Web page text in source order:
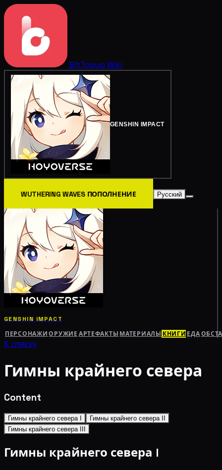
BitTopup Wiki
GENSHIN IMPACT
WUTHERING WAVES ПОПОЛНЕНИЕ Русский
GENSHIN IMPACT
ПЕРСОНАЖИ ОРУЖИЕ АРТЕФАКТЫ МАТЕРИАЛЫ КНИГИ ЕДА
К списку
Гимны крайнего севера
Content
Гимны крайнего севера I
Гимны крайнего севера II
Гимны крайнего севера III
Гимны крайнего севера I